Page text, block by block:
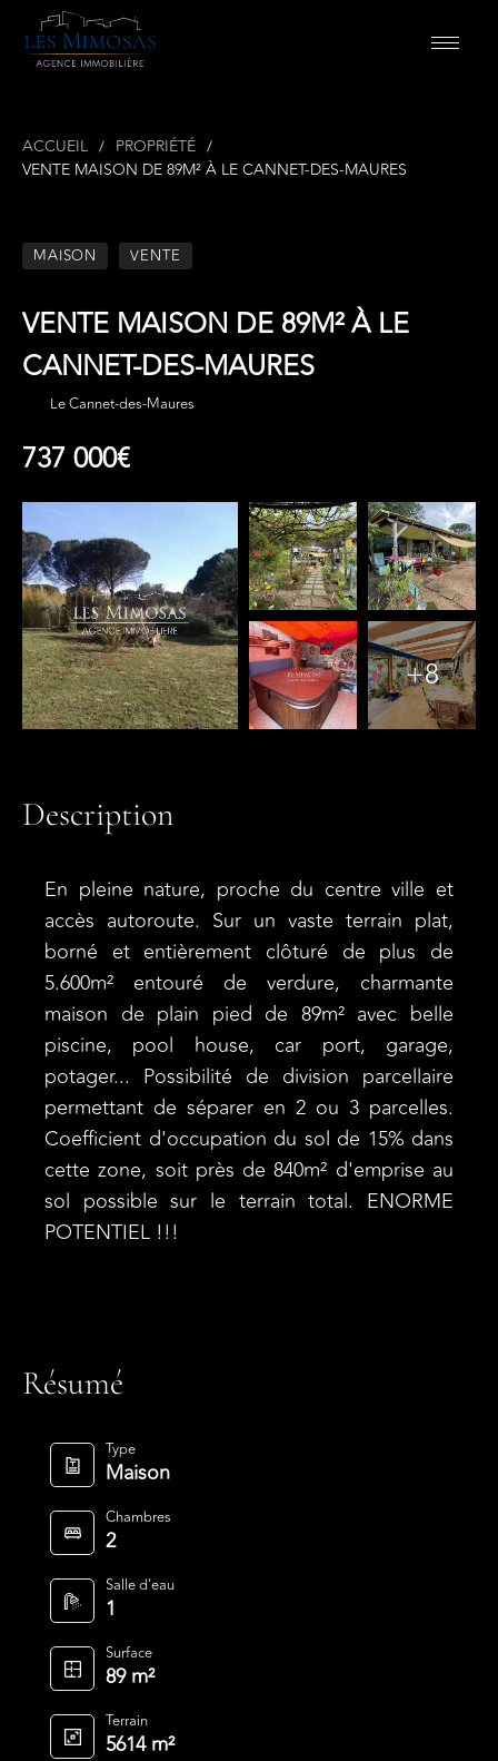
ACCUEIL
PROPRIÉTÉ
VENTE MAISON DE 89M² À LE CANNET-DES-MAURES
MAISON VENTE
VENTE MAISON DE 89M² À LE
CANNET-DES-MAURES
Le Cannet-des-Maures
737 000€
+8
Description
En pleine nature, proche du centre ville et
accès autoroute. Sur un vaste terrain plat,
borné et entièrement clôturé de plus de
5.600m² entouré de verdure, charmante
maison de plain pied de 89m² avec belle
piscine, pool house, car port, garage,
potager... Possibilité de division parcellaire
permettant de séparer en 2 ou 3 parcelles.
Coefficient d'occupation du sol de 15% dans
cette zone, soit près de 840m² d'emprise au
sol possible sur le terrain total. ENORME
POTENTIEL !!!
Résumé
Type
Maison
Chambres
2
Salle d'eau
1
Surface
89 m²
Terrain
5614 m²